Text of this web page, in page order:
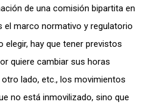
de una comisión bipartita en
el marco normativo y regulatorio
hay que tener previstos
quiere cambiar sus horas
lado, etc., los movimientos
no está inmovilizado, sino que